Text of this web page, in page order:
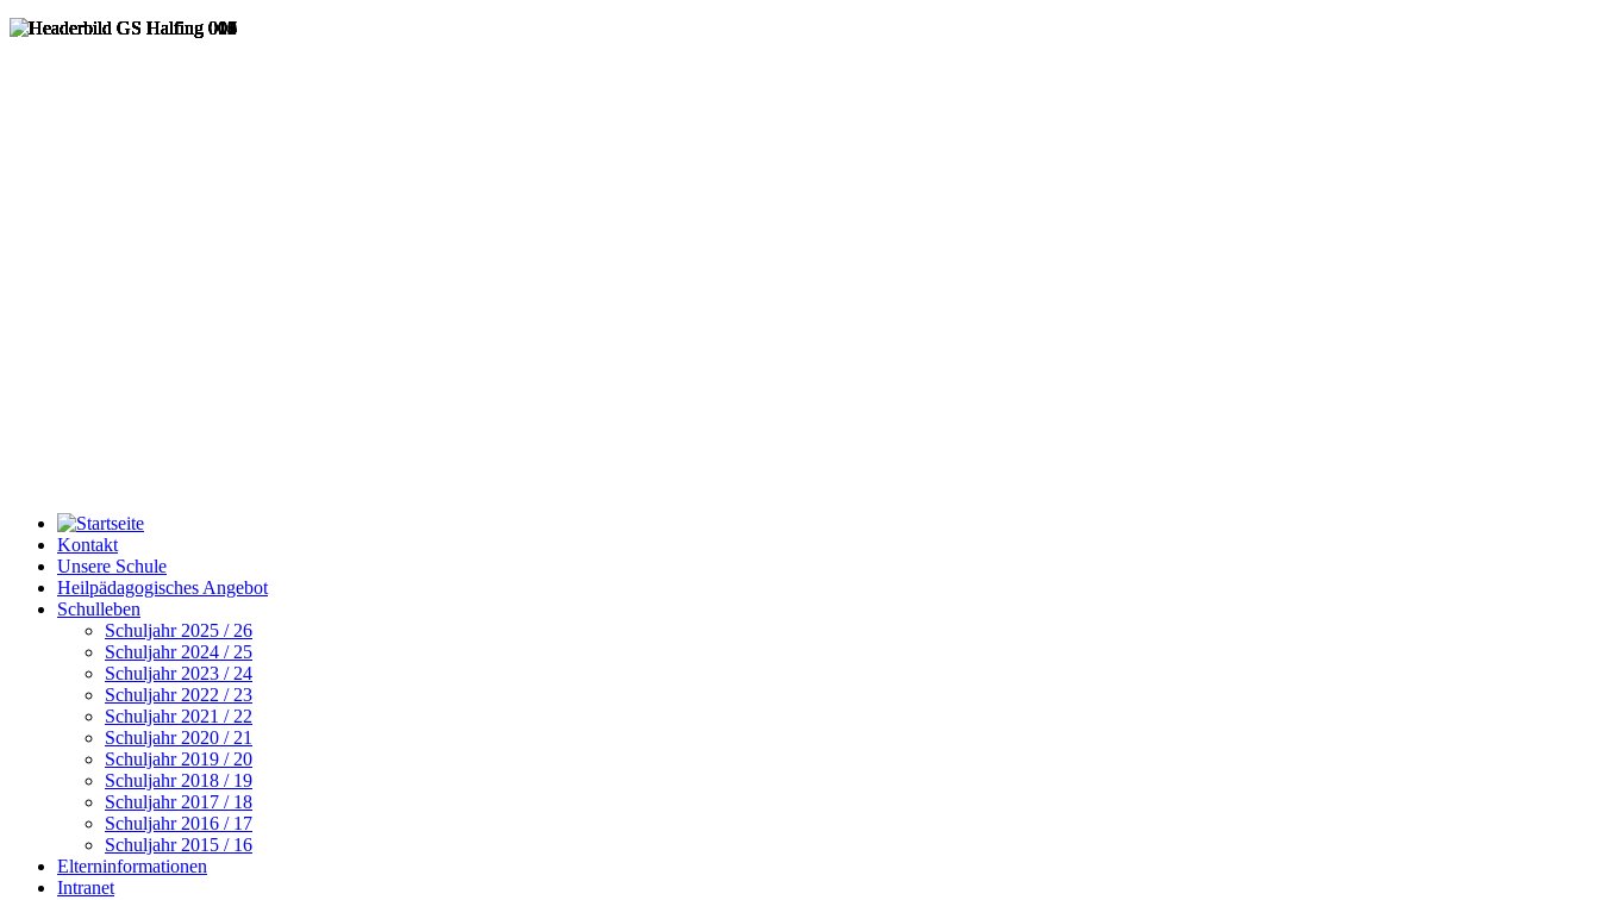
Kontakt
Unsere Schule
Heilpädagogisches Angebot
Schulleben
Schuljahr 2025 / 26
Schuljahr 2024 / 25
Schuljahr 2023 / 24
Schuljahr 2022 / 23
Schuljahr 2021 / 22
Schuljahr 2020 / 21
Schuljahr 2019 / 20
Schuljahr 2018 / 19
Schuljahr 2017 / 18
Schuljahr 2016 / 17
Schuljahr 2015 / 16
Elterninformationen
Intranet